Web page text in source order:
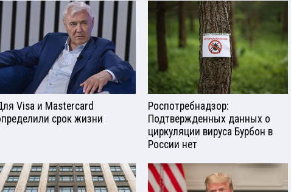
Visа и Mastercard
срок жизни
Роспотребнадзор:
Подтвержденных данных о
циркуляции вируса Бурбон в
России нет